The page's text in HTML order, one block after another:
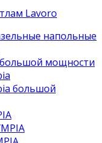
Lavoro
напольные
мощности
большой